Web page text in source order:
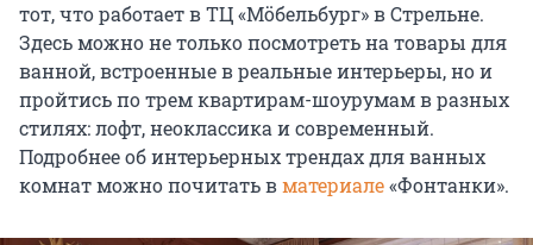
тот, что работает в ТЦ «Мöбельбург» в Стрельне.
Здесь можно не только посмотреть на товары для
ванной, встроенные в реальные интерьеры, но и
пройтись по трем квартирам-шоурумам в разных
стилях: лофт, неоклассика и современный.
Подробнее об интерьерных трендах для ванных
комнат можно почитать вматериале«Фонтанки».